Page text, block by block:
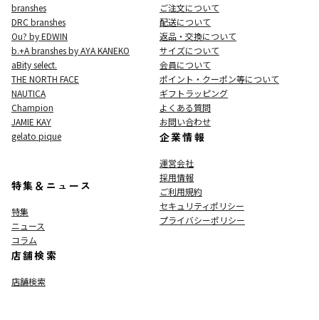
branshes
DRC branshes
Ou? by EDWIN
b.+A branshes by AYA KANEKO
aBity select.
THE NORTH FACE
NAUTICA
Champion
JAMIE KAY
gelato pique
特集＆ニュース
特集
ニュース
コラム
店舗検索
店舗検索
ご注文について
配送について
返品・交換について
サイズについて
会員について
ポイント・クーポン等について
ギフトラッピング
よくある質問
お問い合わせ
企業情報
運営会社
採用情報
ご利用規約
セキュリティポリシー
プライバシーポリシー